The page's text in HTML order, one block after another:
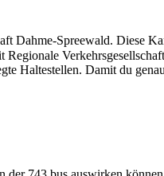
Spreewald. Diese
Regionale
Haltestellen. Damit du